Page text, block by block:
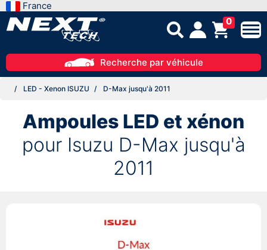
France
0
Recherche par véhicule
LED - Xenon ISUZU D-Max jusqu'à 2011
Ampoules LED et xénon
pour Isuzu D-Max jusqu'à
2011